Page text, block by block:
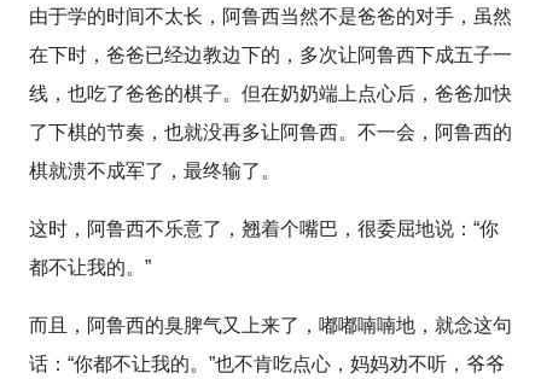
由于学的时间不太长，阿鲁西当然不是爸爸的对手，虽然
在下时，爸爸已经边教边下的，多次让阿鲁西下成五子一
线，也吃了爸爸的棋子。但在奶奶端上点心后，爸爸加快
了下棋的节奏，也就没再多让阿鲁西。不一会，阿鲁西的
棋就溃不成军了，最终输了。
这时，阿鲁西不乐意了，翘着个嘴巴，很委屈地说：“你
都不让我的。”
而且，阿鲁西的臭脾气又上来了，嘟嘟喃喃地，就念这句
话：“你都不让我的。”也不肯吃点心，妈妈劝不听，爷爷